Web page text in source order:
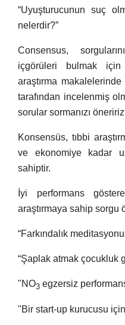
“Uyuşturucunun suç
nelerdir?”
Consensus,
içgörüleri bulmak için
araştırma
tarafından incelenmiş
sorular sormanızı
Konsensüs, tıbbi
ve ekonomiye kadar
sahiptir.
İyi performans
araştırmaya sahip sorgu
“Farkındalık
“Şaplak atmak çocukluk
"NO3 egzersiz
"Bir start-up kurucusu